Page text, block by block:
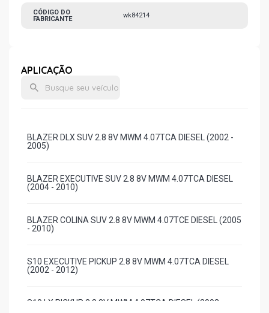
CÓDIGO DO
FABRICANTE
wk84214
APLICAÇÃO
BLAZER DLX SUV 2.8 8V MWM 4.07TCA DIESEL (2002 -
2005)
BLAZER EXECUTIVE SUV 2.8 8V MWM 4.07TCA DIESEL
(2004 - 2010)
BLAZER COLINA SUV 2.8 8V MWM 4.07TCE DIESEL (2005
- 2010)
S10 EXECUTIVE PICKUP 2.8 8V MWM 4.07TCA DIESEL
(2002 - 2012)
S10 LX PICKUP 2.8 8V MWM 4.07TCA DIESEL (2002 -